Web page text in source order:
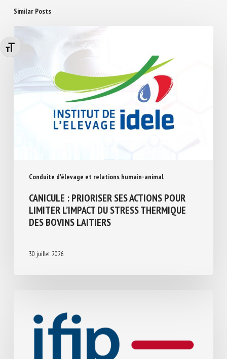
Changer la taille de la police
Similar Posts
Conduite d'élevage et relations humain-animal
CANICULE : PRIORISER SES ACTIONS POUR
LIMITER L’IMPACT DU STRESS THERMIQUE
DES BOVINS LAITIERS
30 juillet 2026